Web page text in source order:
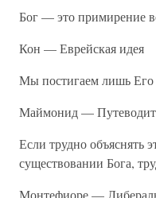
Бог — это примирение
Кон — Еврейская идея
Мы постигаем лишь Его
Маймонид —
Если трудно объяснять
существовании Бога,
Монтефиоре —